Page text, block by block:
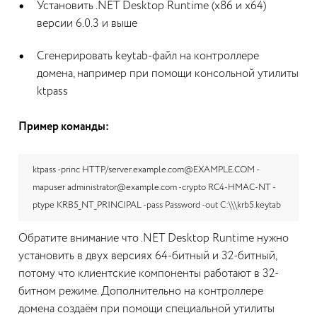
Установить .NET Desktop Runtime (x86 и x64)
версии 6.0.3 и выше
Сгенерировать keytab-файл на контроллере
домена, например при помощи консольной утилиты
ktpass
Пример команды:
ktpass -princ HTTP/server.example.com@EXAMPLE.COM -
mapuser administrator@example.com -crypto RC4-HMAC-NT -
ptype KRB5_NT_PRINCIPAL -pass Password -out C:\\\krb5.keytab
Обратите внимание что .NET Desktop Runtime нужно
установить в двух версиях 64-битный и 32-битный,
потому что клиентские компоненты работают в 32-
битном режиме. Дополнительно на контроллере
домена создаём при помощи специальной утилиты